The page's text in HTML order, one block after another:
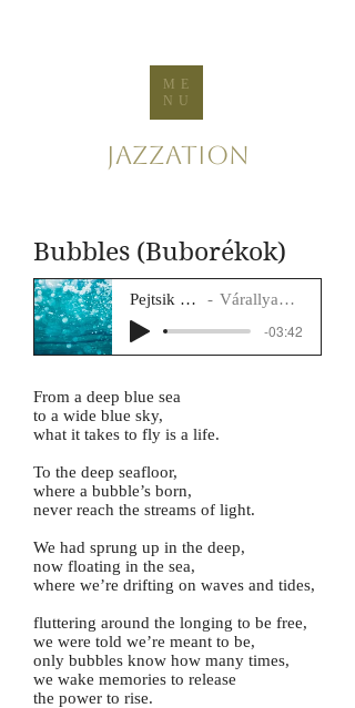
ME
NU
Jazzation
Bubbles (Buborékok)
Pejtsik Panna Várallyay Katus
-03:42
From a deep blue sea
to a wide blue sky,
what it takes to fly is a life.
To the deep seafloor,
where a bubble’s born,
never reach the streams of light.
We had sprung up in the deep,
now floating in the sea,
where we’re drifting on waves and tides,
fluttering around the longing to be free,
we were told we’re meant to be,
only bubbles know how many times,
we wake memories to release
the power to rise.